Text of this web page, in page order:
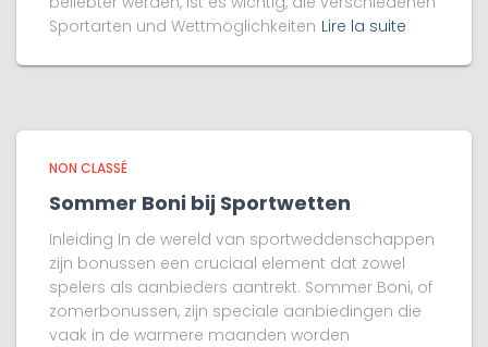
Sportarten und Wettmöglichkeiten Lire la suite
NON CLASSÉ
Sommer Boni bij Sportwetten
Inleiding In de wereld van sportweddenschappen
zijn bonussen een cruciaal element dat zowel
spelers als aanbieders aantrekt. Sommer Boni, of
zomerbonussen, zijn speciale aanbiedingen die
vaak in de warmere maanden worden